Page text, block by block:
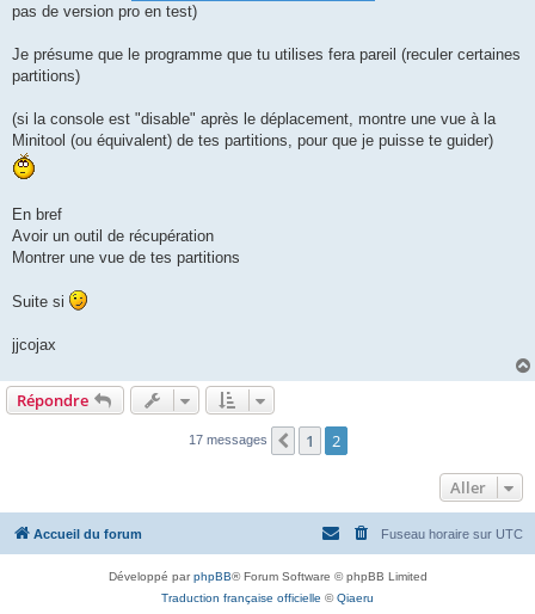
pas de version pro en test)
Je présume que le programme que tu utilises fera pareil (reculer certaines
partitions)
(si la console est "disable" après le déplacement, montre une vue à la
Minitool (ou équivalent) de tes partitions, pour que je puisse te guider)
En bref
Avoir un outil de récupération
Montrer une vue de tes partitions
Suite si
jjcojax
Répondre
17 messages Précédent
1 2
Aller
Accueil du forum Fuseau horaire sur UTC
Développé parphpBB® Forum Software © phpBB Limited
Traduction française officielle ©Qiaeru